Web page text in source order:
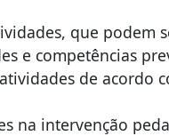
que podem
e competências
de acordo
na intervenção